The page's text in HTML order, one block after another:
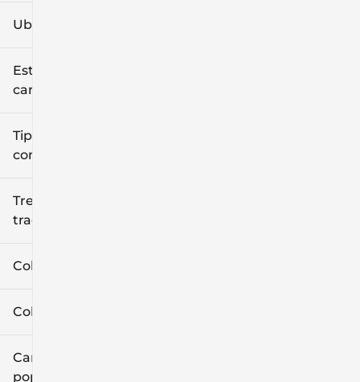
Ubicación
Estilo de
carrocería
Tipo de
combustible
Tren de
tracción
Color exterior
Color interior
Características
populares